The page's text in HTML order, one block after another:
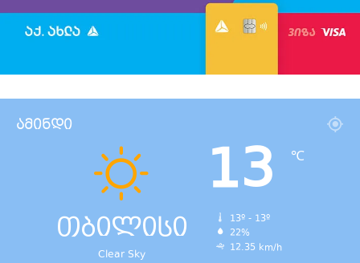
ამინდი
თბილისი
Clear Sky
13 ℃
13º - 13º
22%
12.35 km/h